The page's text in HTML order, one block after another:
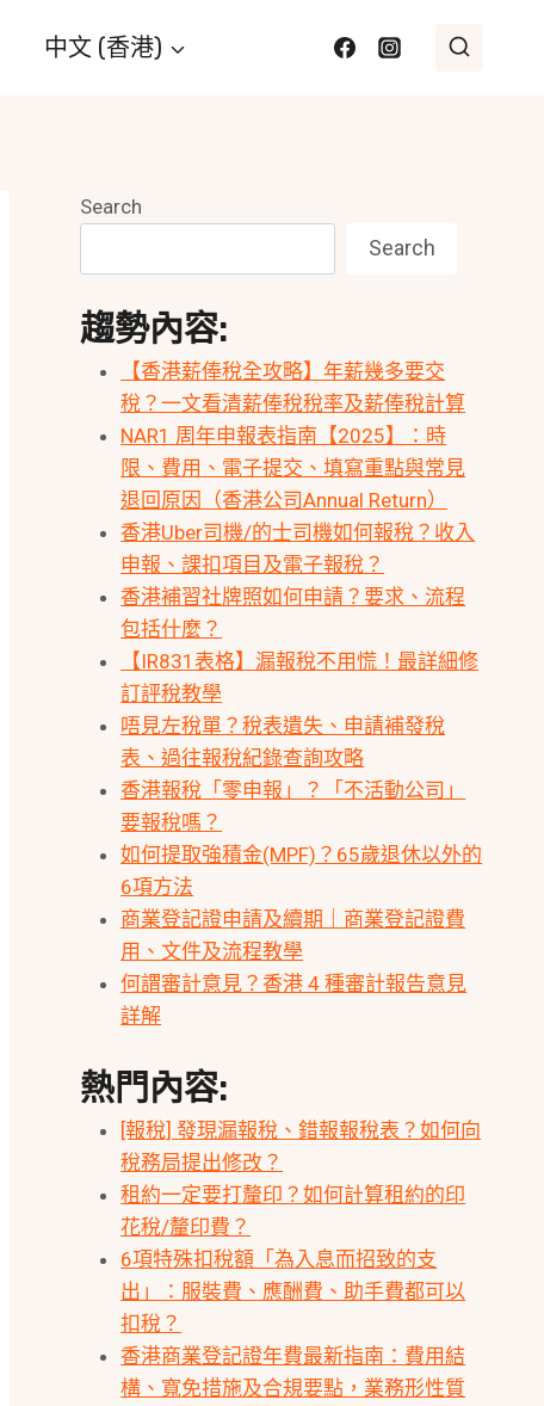
中文 (香港)
Search
Search
趨勢內容:
【香港薪俸稅全攻略】年薪幾多要交
稅？一文看清薪俸稅稅率及薪俸稅計算
NAR1 周年申報表指南【2025】：時
限、費用、電子提交、填寫重點與常見
退回原因（香港公司Annual Return）
香港Uber司機/的士司機如何報稅？收入
申報、課扣項目及電子報稅？
香港補習社牌照如何申請？要求、流程
包括什麼？
【IR831表格】漏報稅不用慌！最詳細修
訂評稅教學
唔見左稅單？稅表遺失、申請補發稅
表、過往報稅紀錄查詢攻略
香港報稅「零申報」？「不活動公司」
要報稅嗎？
如何提取強積金(MPF)？65歲退休以外的
6項方法
商業登記證申請及續期｜商業登記證費
用、文件及流程教學
何謂審計意見？香港 4 種審計報告意見
詳解
熱門內容:
[報稅] 發現漏報稅、錯報報稅表？如何向
稅務局提出修改？
租約一定要打釐印？如何計算租約的印
花稅/釐印費？
6項特殊扣稅額「為入息而招致的支
出」：服裝費、應酬費、助手費都可以
扣稅？
香港商業登記證年費最新指南：費用結
構、寬免措施及合規要點，業務形性質